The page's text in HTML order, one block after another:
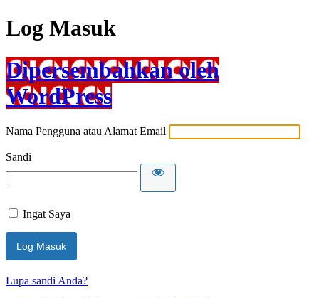
Log Masuk
Dipersembahkan oleh
WordPress
Nama Pengguna atau Alamat Email
Sandi
Ingat Saya
Lupa sandi Anda?